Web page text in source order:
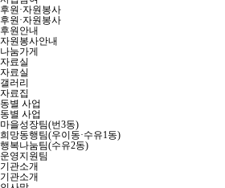
후원·자원봉사
후원·자원봉사
후원안내
자원봉사안내
나눔가게
자료실
자료실
갤러리
자료집
동별 사업
동별 사업
마을성장팀(번3동)
희망동행팀(우이동·수유1동)
행복나눔팀(수유2동)
운영지원팀
기관소개
기관소개